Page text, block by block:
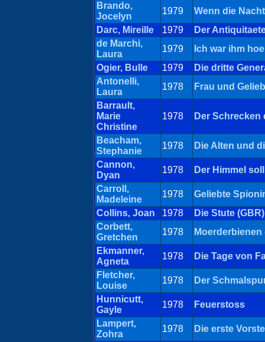
Brando,
Jocelyn
1979
Wenn die
Darc, Mireille
1979
Der
de Marchi,
Laura
1979
Ich war ihm
Ogier, Bulle
1979
Die dritte
Antonelli,
Laura
1978
Frau und
Barrault,
Marie
Christine
1978 Der Schrecken
Beacham,
Stephanie
1978
Die Alten und
Cannon,
Dyan
1978
Der Himmel
Carroll,
Madeleine
1978
Geliebte
Collins, Joan
1978
Die Stute (GBR)
Corbett,
Gretchen
1978
Ekmanner,
Agneta
1978
Die Tage von
Fletcher,
Louise
1978
Der
Hunnicutt,
Gayle
1978
Feuerstoss
Lampert,
Zohra
1978
Die erste